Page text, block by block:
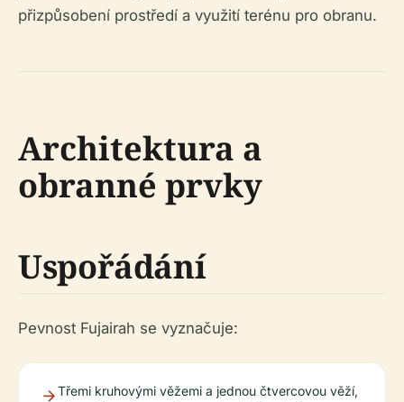
přizpůsobení prostředí a využití terénu pro obranu.
Architektura a
obranné prvky
Uspořádání
Pevnost Fujairah se vyznačuje:
Třemi kruhovými věžemi a jednou čtvercovou věží,